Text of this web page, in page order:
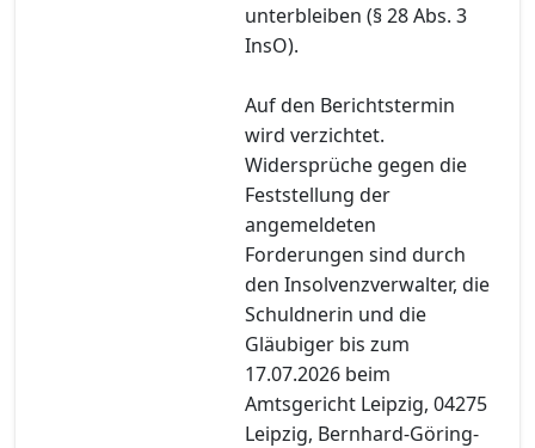
unterbleiben (§ 28 Abs. 3
InsO).
Auf den Berichtstermin
wird verzichtet.
Widersprüche gegen die
Feststellung der
angemeldeten
Forderungen sind durch
den Insolvenzverwalter, die
Schuldnerin und die
Gläubiger bis zum
17.07.2026 beim
Amtsgericht Leipzig, 04275
Leipzig, Bernhard-Göring-